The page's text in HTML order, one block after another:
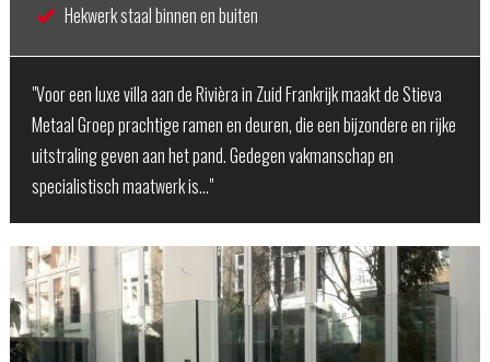
Hekwerk staal binnen en buiten
"Voor een luxe villa aan de Rivièra in Zuid Frankrijk maakt de Stieva
Metaal Groep prachtige ramen en deuren, die een bijzondere en rijke
uitstraling geven aan het pand. Gedegen vakmanschap en
specialistisch maatwerk is…"